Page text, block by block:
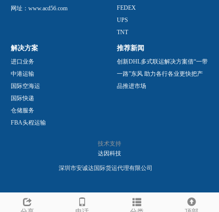
网址：www.acd56.com
FEDEX
UPS
TNT
解决方案
进口业务
中港运输
国际空海运
国际快递
仓储服务
FBA头程运输
推荐新闻
创新DHL多式联运解决方案借“一带
一路”东风 助力各行各业更快把产
品推进市场
技术支持
达因科技
深圳市安诚达国际货运代理有限公司